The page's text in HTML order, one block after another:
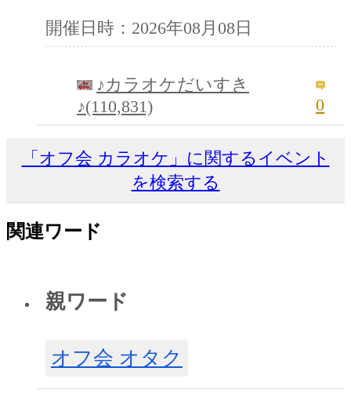
開催日時：2026年08月08日
♪カラオケだいすき
♪(110,831)
0
「オフ会 カラオケ」に関するイベント
を検索する
関連ワード
親ワード
オフ会 オタク